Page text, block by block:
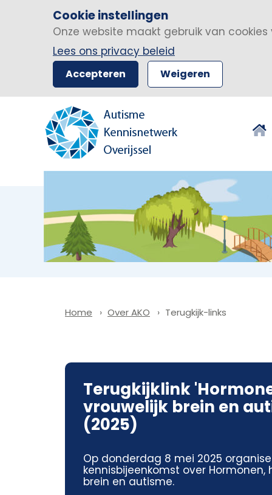
Cookie instellingen
Onze website maakt gebruik van
Lees ons privacy beleid
Accepteren Weigeren
Home Over AKO Terugkijk-links
Terugkijklink
vrouwelijk brein en
(2025)
Op donderdag 8 mei 2025
kennisbijeenkomst over Hormonen,
brein en autisme.